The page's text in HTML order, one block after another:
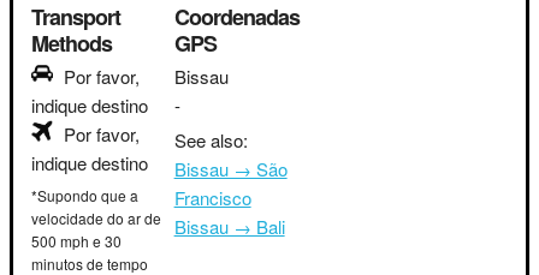
Transport
Methods
Por favor,
indique destino
Por favor,
indique destino
*Supondo que a
velocidade do ar de
500 mph e 30
minutos de tempo
Coordenadas
GPS
Bissau
-
See also:
Bissau → São
Francisco
Bissau → Bali